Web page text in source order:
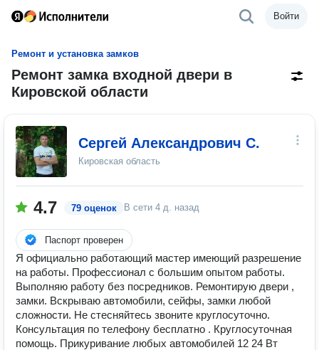
Войти
Ремонт и установка замков
Ремонт замка входной двери в
Кировской области
Сергей Александрович С.
Кировская область
4.7 79 оценок В сети 4 д. назад
Паспорт проверен
Я официально работающий мастер имеющий разрешение
на работы. Профессионал с большим опытом работы.
Выполняю работу без посредников. Ремонтирую двери ,
замки. Вскрываю автомобили, сейфы, замки любой
сложности. Не стесняйтесь звоните круглосуточно.
Консультация по телефону бесплатно . Круглосуточная
помощь. Прикуривание любых автомобилей 12 24 Вт